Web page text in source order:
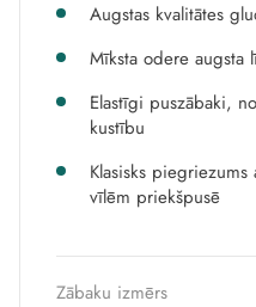
Augstas kvalitātes
Mīksta odere augsta
Elastīgi puszābaki,
kustību
Klasisks
vīlēm priekšpusē
Zābaku izmērs